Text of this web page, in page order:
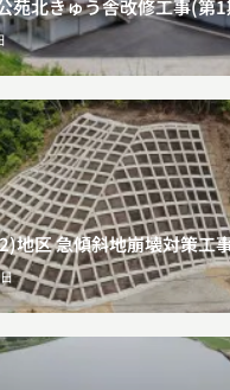
苑北きゅう舎改修工事(第
地区 急傾斜地崩壊対策工